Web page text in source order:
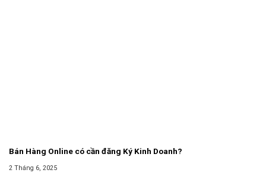
Bán Hàng Online có cần đăng Ký Kinh Doanh?
2 Tháng 6, 2025